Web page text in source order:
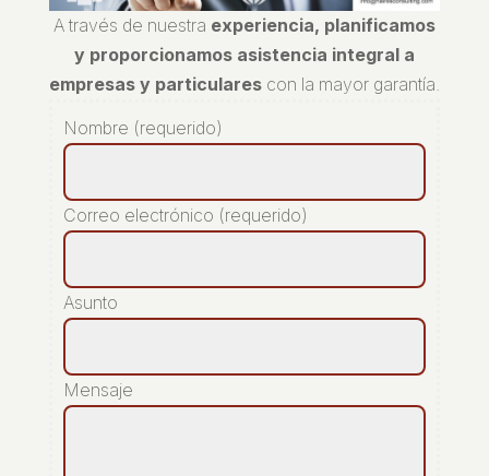
A través de nuestra experiencia, planificamos
y proporcionamos asistencia integral a
empresas y particularescon la mayor garantía.
Nombre (requerido)
Correo electrónico (requerido)
Asunto
Mensaje